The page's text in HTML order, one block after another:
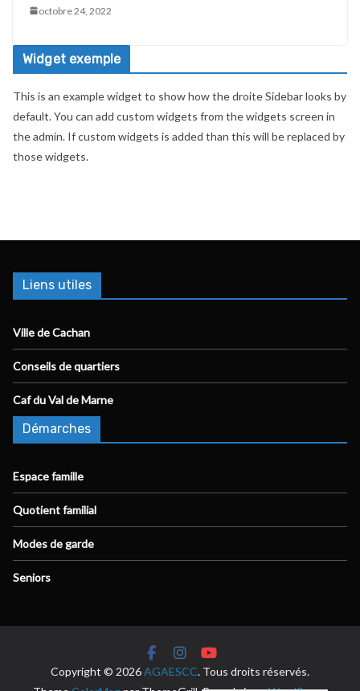
octobre 24, 2022
Widget exemple
This is an example widget to show how the droite Sidebar looks by
default. You can add custom widgets from the widgets screen in
the admin. If custom widgets is added than this will be replaced by
those widgets.
Liens utiles
Ville de Cachan
Conseils de quartiers
Caf du Val de Marne
Démarches
Espace famille
Quotient familial
Modes de garde
Seniors
Copyright © 2026AGAESCC. Tous droits réservés.